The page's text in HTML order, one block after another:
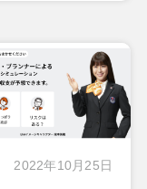
2022年10月25日